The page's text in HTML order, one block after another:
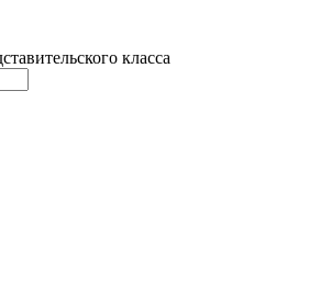
класса